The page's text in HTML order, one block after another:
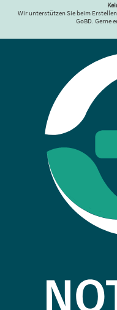
Wir unterstützen Sie beim
GoBD. Gerne